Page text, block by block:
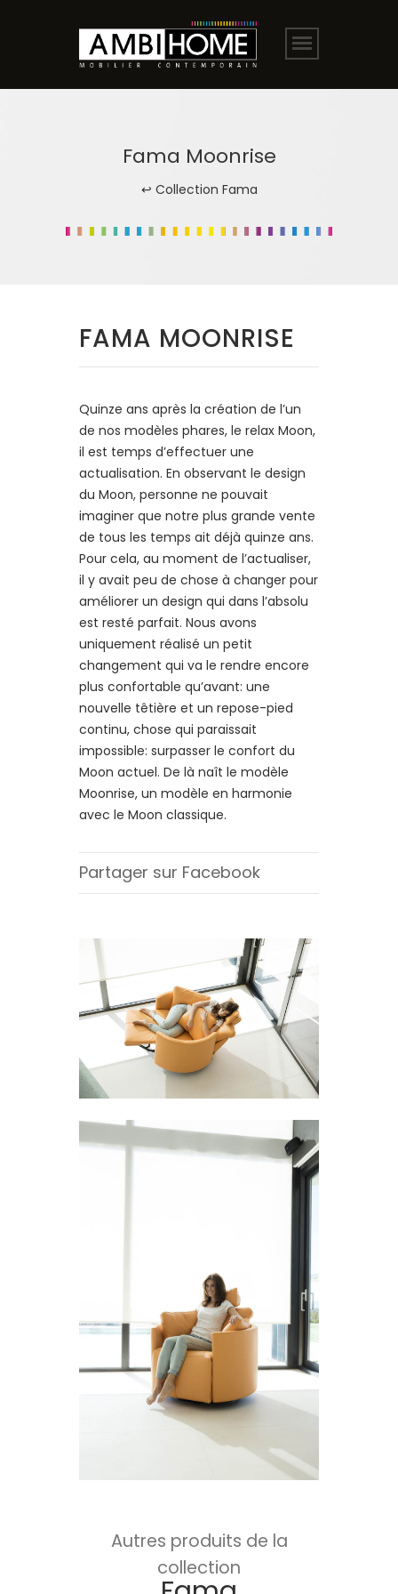
Fama Moonrise
↩ Collection Fama
FAMA MOONRISE
Quinze ans après la création de l’un
de nos modèles phares, le relax Moon,
il est temps d’effectuer une
actualisation. En observant le design
du Moon, personne ne pouvait
imaginer que notre plus grande vente
de tous les temps ait déjà quinze ans.
Pour cela, au moment de l’actualiser,
il y avait peu de chose à changer pour
améliorer un design qui dans l’absolu
est resté parfait. Nous avons
uniquement réalisé un petit
changement qui va le rendre encore
plus confortable qu’avant: une
nouvelle têtière et un repose-pied
continu, chose qui paraissait
impossible: surpasser le confort du
Moon actuel. De là naît le modèle
Moonrise, un modèle en harmonie
avec le Moon classique.
Partager sur Facebook
Autres produits de la
collection